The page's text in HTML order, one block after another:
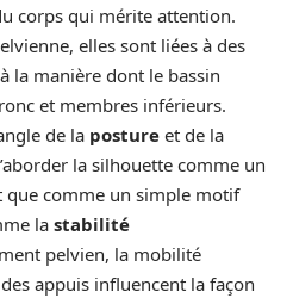
corps qui mérite attention.
elles sont liées à des
la manière dont le bassin
et membres inférieurs.
de la posture et de la
la silhouette comme un
comme un simple motif
la stabilité
pelvien, la mobilité
appuis influencent la façon